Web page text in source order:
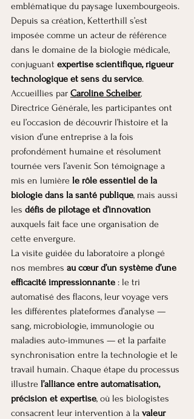
emblématique du paysage luxembourgeois.
Depuis sa création, Ketterthill s’est
imposée comme un acteur de référence
dans le domaine de la biologie médicale,
conjuguant expertise scientifique, rigueur
technologique et sens du service.
Accueillies par Caroline Scheiber,
Directrice Générale, les participantes ont
eu l’occasion de découvrir l’histoire et la
vision d’une entreprise à la fois
profondément humaine et résolument
tournée vers l’avenir. Son témoignage a
mis en lumière le rôle essentiel de la
biologie dans la santé publique, mais aussi
les défis de pilotage et d’innovation
auxquels fait face une organisation de
cette envergure.
La visite guidée du laboratoire a plongé
nos membres au cœur d’un système d’une
efficacité impressionnante : le tri
automatisé des flacons, leur voyage vers
les différentes plateformes d’analyse —
sang, microbiologie, immunologie ou
maladies auto-immunes — et la parfaite
synchronisation entre la technologie et le
travail humain. Chaque étape du processus
illustre l’alliance entre automatisation,
précision et expertise, où les biologistes
consacrent leur intervention à la valeur